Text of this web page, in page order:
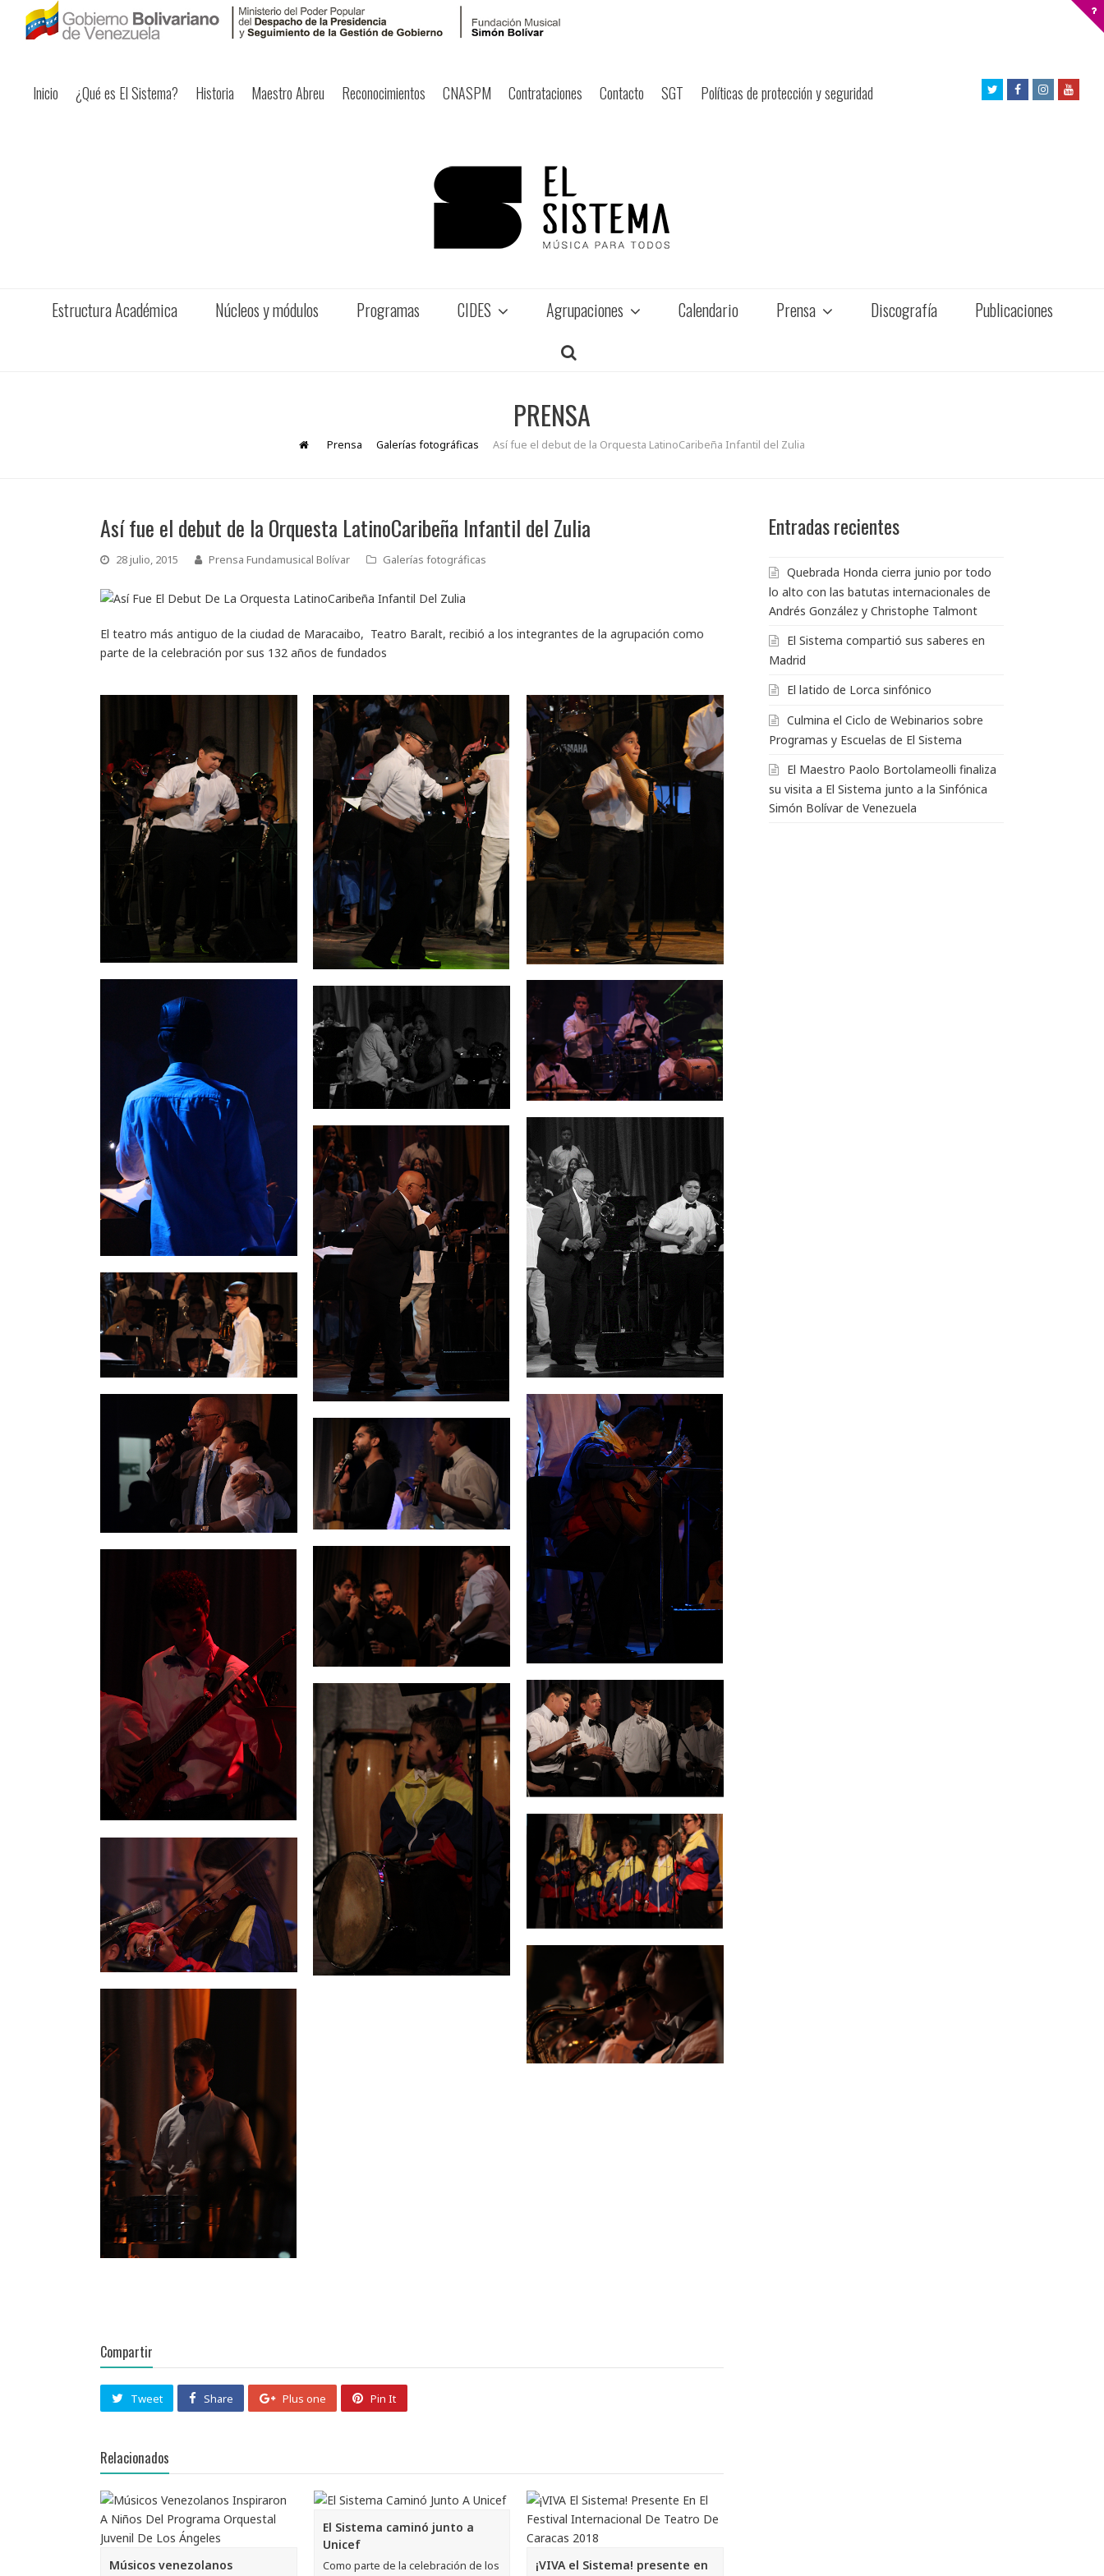
Inicio ¿Qué es El Sistema? Historia Maestro Abreu Reconocimientos CNASPM Contrataciones Contacto SGT Políticas de protección y seguridad
TwitterFacebookInstagram
Estructura Académica Núcleos y módulos Programas CIDES Agrupaciones Calendario Prensa Discografía Publicaciones
PRENSA
Prensa Galerías fotográficas Así fue el debut de la Orquesta LatinoCaribeña Infantil del Zulia
Así fue el debut de la Orquesta LatinoCaribeña Infantil del Zulia
28 julio, 2015 Prensa Fundamusical Bolívar Galerías fotográficas
El teatro más antiguo de la ciudad de Maracaibo, Teatro Baralt, recibió a los integrantes de la agrupación como
parte de la celebración por sus 132 años de fundados
Compartir
Tweet Share Plus one Pin It
Relacionados
Músicos venezolanos
El Sistema caminó junto a
Unicef
Como parte de la celebración de los
¡VIVA el Sistema! presente en
Entradas recientes
Quebrada Honda cierra junio por todo
lo alto con las batutas internacionales de
Andrés González y Christophe Talmont
El Sistema compartió sus saberes en
Madrid
El latido de Lorca sinfónico
Culmina el Ciclo de Webinarios sobre
Programas y Escuelas de El Sistema
El Maestro Paolo Bortolameolli finaliza
su visita a El Sistema junto a la Sinfónica
Simón Bolívar de Venezuela